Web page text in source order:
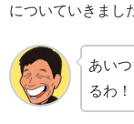
についていきまし
あい
るわ！